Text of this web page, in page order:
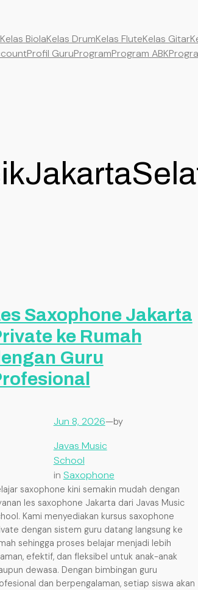
Kelas BiolaKelas DrumKelas FluteKelas Gitar
Profil GuruProgramProgram ABK
Saxophone Jakarta
ke Rumah
Guru
Jun 8, 2026—by
Javas Music
School
in Saxophone
saxophone kini semakin mudah dengan
les saxophone Jakarta dari Javas Music
Kami menyediakan kursus saxophone
dengan sistem guru datang langsung ke
sehingga proses belajar menjadi lebih
efektif, dan fleksibel untuk anak-anak
dewasa. Dengan bimbingan guru
dan berpengalaman, setiap siswa akan